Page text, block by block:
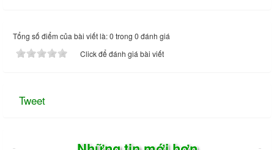
Tổng số điểm của bài viết là: 0 trong 0 đánh giá
Click để đánh giá bài viết
Tweet